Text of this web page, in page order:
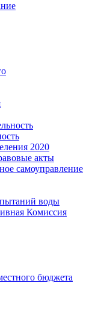
2020
акты
самоуправление
воды
Комиссия
бюджета